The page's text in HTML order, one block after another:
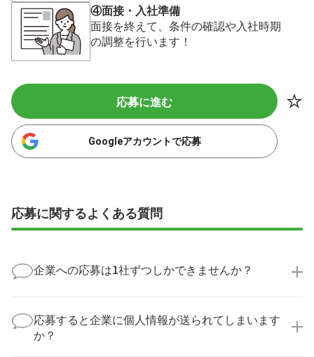
④面接・入社準備
面接を終えて、条件の確認や入社時期
の調整を行います！
応募に進む
Googleアカウントで応募
応募に関するよくある質問
企業への応募は1社ずつしかできませんか？
実際に医療キャリアナビを利用して転職に成功した方
の多くは、複数応募して自分に合った職場を選ばれて
います。
応募すると企業に個人情報が送られてしまいます
か？